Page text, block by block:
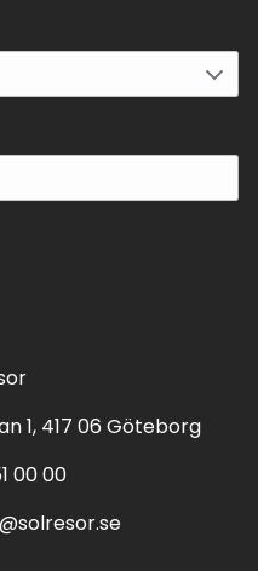
1, 417 06 Göteborg
00 00